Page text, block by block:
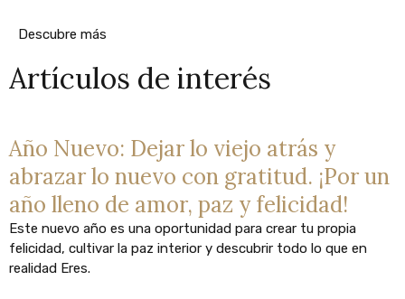
Descubre más
Artículos de interés
Año Nuevo: Dejar lo viejo atrás y
abrazar lo nuevo con gratitud. ¡Por un
año lleno de amor, paz y felicidad!
Este nuevo año es una oportunidad para crear tu propia
felicidad, cultivar la paz interior y descubrir todo lo que en
realidad Eres.